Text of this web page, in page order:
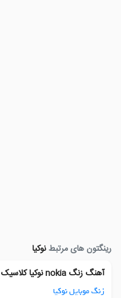
رینگتون های مرتبطنوکیا
آهنگ زنگ nokia نوکیا کلاسیک قدیمی
زنگ موبایل نوکیا